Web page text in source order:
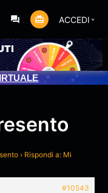
ACCEDI
› Rispondi a: Mi
#10543